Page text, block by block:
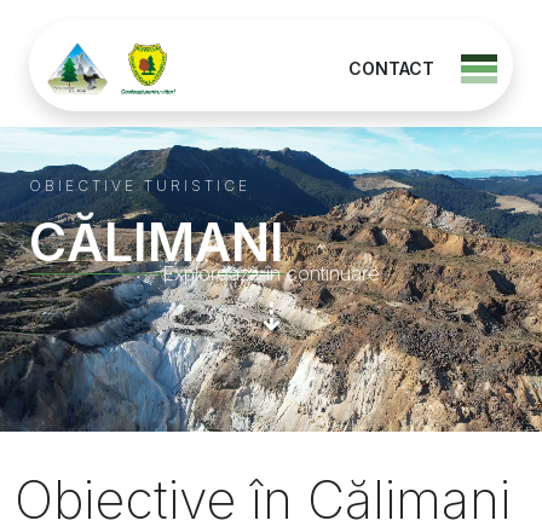
OBIECTIVE TURISTICE
CĂLIMANI
Explorează în continuare
⇣
CONTACT
Obiective în Călimani